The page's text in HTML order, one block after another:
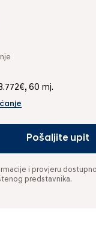
60 mj.
Pošaljite upit
i provjeru
predstavnika.